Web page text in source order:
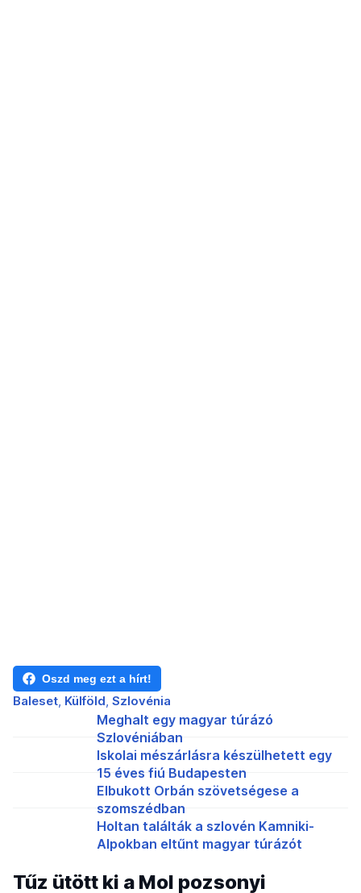
Oszd meg ezt a hírt!
Baleset Külföld Szlovénia
Meghalt egy magyar túrázó
Szlovéniában
Iskolai mészárlásra készülhetett egy
15 éves fiú Budapesten
Elbukott Orbán szövetségese a
szomszédban
Holtan találták a szlovén Kamniki-
Alpokban eltűnt magyar túrázót
Tűz ütött ki a Mol pozsonyi